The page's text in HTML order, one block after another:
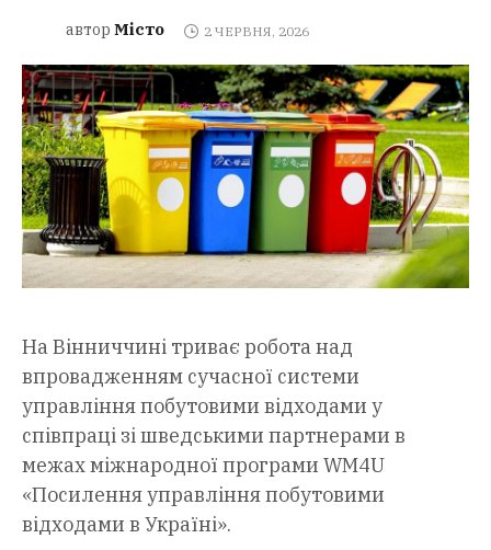
автор Місто 2 ЧЕРВНЯ, 2026
На Вінниччині триває робота над
впровадженням сучасної системи
управління побутовими відходами у
співпраці зі шведськими партнерами в
межах міжнародної програми WM4U
«Посилення управління побутовими
відходами в Україні».